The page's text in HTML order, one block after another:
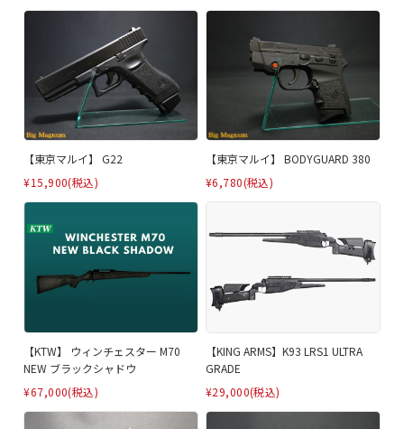
【東京マルイ】 G22
¥15,900(税込)
【東京マルイ】 BODYGUARD 380
¥6,780(税込)
【KTW】 ウィンチェスター M70
NEW ブラックシャドウ
¥67,000(税込)
【KING ARMS】K93 LRS1 ULTRA
GRADE
¥29,000(税込)